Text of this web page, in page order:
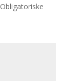
Obligatoriske